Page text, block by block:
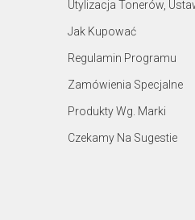
Utylizacja Tonerów,
Jak Kupować
Regulamin Programu
Zamówienia Specjalne
Produkty Wg. Marki
Czekamy Na Sugestie